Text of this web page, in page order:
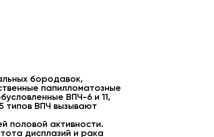
бородавок,
папилломатозные
ВПЧ-6 и 11,
типов ВПЧ вызывают
половой активности.
дисплазий и рака